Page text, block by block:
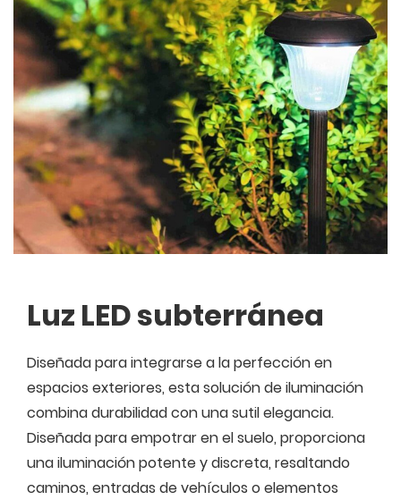
Luz LED subterránea
Diseñada para integrarse a la perfección en
espacios exteriores, esta solución de iluminación
combina durabilidad con una sutil elegancia.
Diseñada para empotrar en el suelo, proporciona
una iluminación potente y discreta, resaltando
caminos, entradas de vehículos o elementos